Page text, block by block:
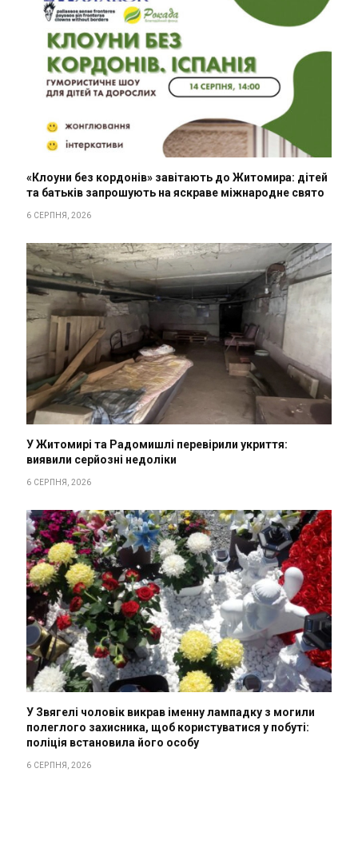
«Клоуни без кордонів» завітають до Житомира: дітей
та батьків запрошують на яскраве міжнародне свято
6 СЕРПНЯ, 2026
У Житомирі та Радомишлі перевірили укриття:
виявили серйозні недоліки
6 СЕРПНЯ, 2026
У Звягелі чоловік викрав іменну лампадку з могили
полеглого захисника, щоб користуватися у побуті:
поліція встановила його особу
6 СЕРПНЯ, 2026